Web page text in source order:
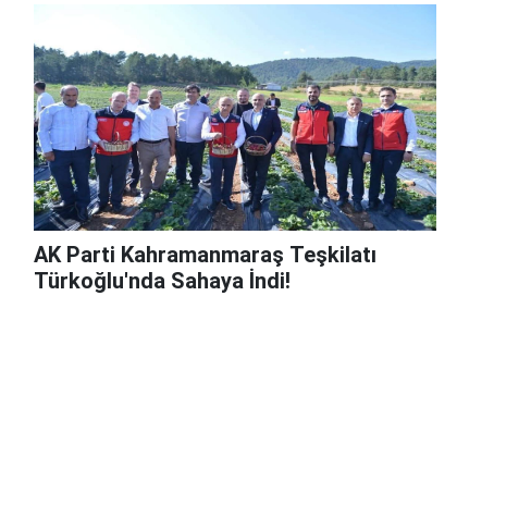
AK Parti Kahramanmaraş Teşkilatı
Türkoğlu'nda Sahaya İndi!